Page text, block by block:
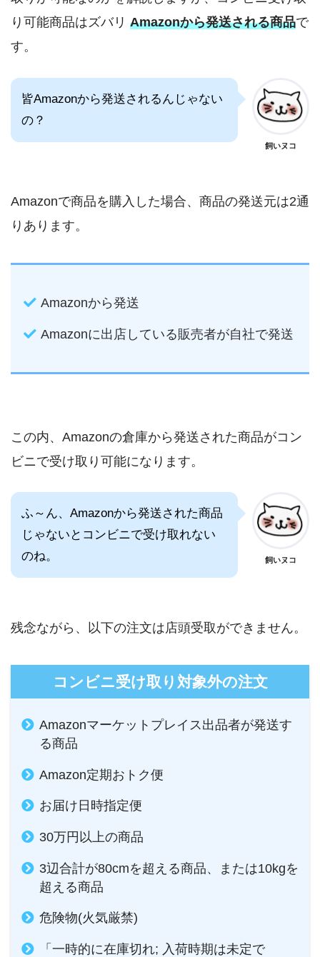
り可能商品はズバリ Amazonから発送される商品で
す。
皆Amazonから発送されるんじゃない
の？
飼いヌコ
Amazonで商品を購入した場合、商品の発送元は2通
りあります。
Amazonから発送
Amazonに出店している販売者が自社で発送
この内、Amazonの倉庫から発送された商品がコン
ビニで受け取り可能になります。
ふ～ん、Amazonから発送された商品
じゃないとコンビニで受け取れない
のね。
飼いヌコ
残念ながら、以下の注文は店頭受取ができません。
コンビニ受け取り対象外の注文
Amazonマーケットプレイス出品者が発送す
る商品
Amazon定期おトク便
お届け日時指定便
30万円以上の商品
3辺合計が80cmを超える商品、または10kgを
超える商品
危険物(火気厳禁)
「一時的に在庫切れ; 入荷時期は未定で